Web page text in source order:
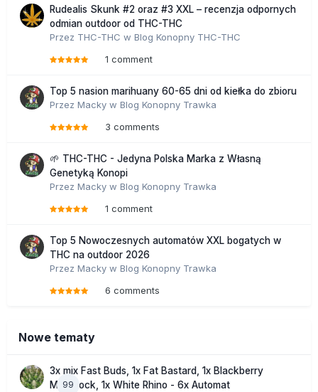
Rudealis Skunk #2 oraz #3 XXL – recenzja odpornych
odmian outdoor od THC-THC
Przez THC-THC w Blog Konopny THC-THC
1 comment
Top 5 nasion marihuany 60-65 dni od kiełka do zbioru
Przez Macky w Blog Konopny Trawka
3 comments
🌱 THC-THC - Jedyna Polska Marka z Własną
Genetyką Konopi
Przez Macky w Blog Konopny Trawka
1 comment
Top 5 Nowoczesnych automatów XXL bogatych w
THC na outdoor 2026
Przez Macky w Blog Konopny Trawka
6 comments
Nowe tematy
99
3x mix Fast Buds, 1x Fat Bastard, 1x Blackberry
Moonrock, 1x White Rhino - 6x Automat